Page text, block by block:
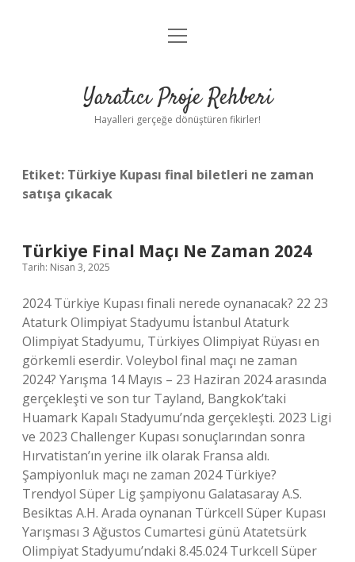
Anasayfa
Yasal Uyarı
menüyü
Yaratıcı Proje Rehberi
Hayalleri gerçeğe dönüştüren fikirler!
Etiket: Türkiye Kupası final biletleri ne zaman
satışa çıkacak
Türkiye Final Maçı Ne Zaman 2024
Tarih: Nisan 3, 2025
2024 Türkiye Kupası finali nerede oynanacak? 22 23
Ataturk Olimpiyat Stadyumu İstanbul Ataturk
Olimpiyat Stadyumu, Türkiyes Olimpiyat Rüyası en
görkemli eserdir. Voleybol final maçı ne zaman
2024? Yarışma 14 Mayıs – 23 Haziran 2024 arasında
gerçekleşti ve son tur Tayland, Bangkok’taki
Huamark Kapalı Stadyumu’nda gerçekleşti. 2023 Ligi
ve 2023 Challenger Kupası sonuçlarından sonra
Hırvatistan’ın yerine ilk olarak Fransa aldı.
Şampiyonluk maçı ne zaman 2024 Türkiye?
Trendyol Süper Lig şampiyonu Galatasaray A.S.
Besiktas A.H. Arada oynanan Türkcell Süper Kupası
Yarışması 3 Ağustos Cumartesi günü Atatetsürk
Olimpiyat Stadyumu’ndaki 8.45.024 Turkcell Süper